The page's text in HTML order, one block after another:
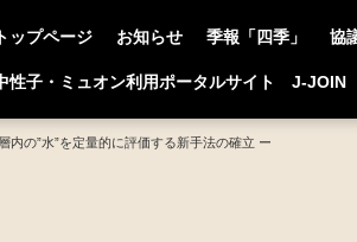
トップページ お知らせ 季報「四季」 協
性子・ミュオン利用ポータルサイト J-
の”水”を定量的に評価する新手法の確立 ー